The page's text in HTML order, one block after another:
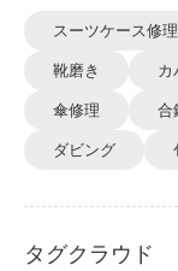
スーツケース修理
靴磨き カ
傘修理 合
ダビング
タグクラウド